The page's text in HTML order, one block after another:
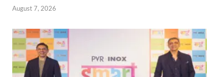
August 7, 2026